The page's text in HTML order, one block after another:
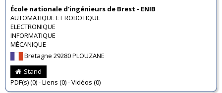
École nationale d'ingénieurs de Brest - ENIB
AUTOMATIQUE ET ROBOTIQUE
ELECTRONIQUE
INFORMATIQUE
MÉCANIQUE
Bretagne 29280 PLOUZANE
Stand
PDF(s) (0) - Liens (0) - Vidéos (0)